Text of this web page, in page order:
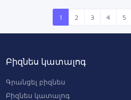
1 2 3 4 5
Բիզնես կատալոգ
Գրանցել բիզնես
Բիզնես կատալոգ